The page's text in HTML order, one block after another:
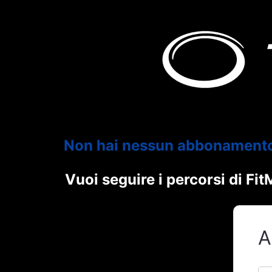
Non hai nessun
Vuoi seguire i percorsi di